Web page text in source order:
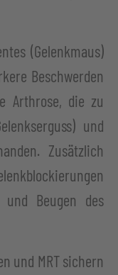
(Gelenkmaus)
Beschwerden
Arthrose, die zu
und
Zusätzlich
und Beugen des
und MRT sichern